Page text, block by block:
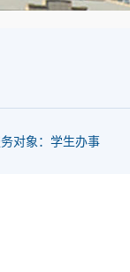
对象：学生办事